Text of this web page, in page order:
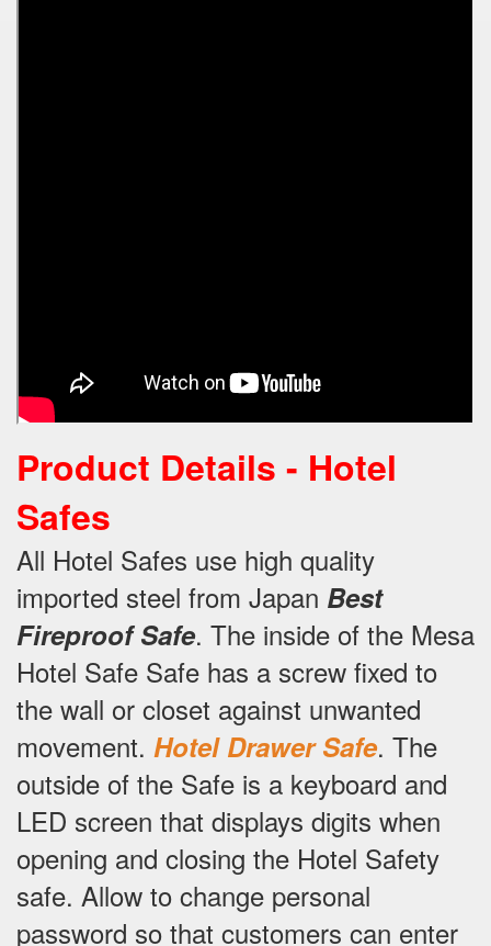
Product Details - Hotel
Safes
All Hotel Safes use high quality
imported steel from Japan Best
Fireproof Safe. The inside of the Mesa
Hotel Safe Safe has a screw fixed to
the wall or closet against unwanted
movement. Hotel Drawer Safe. The
outside of the Safe is a keyboard and
LED screen that displays digits when
opening and closing the Hotel Safety
safe. Allow to change personal
password so that customers can enter